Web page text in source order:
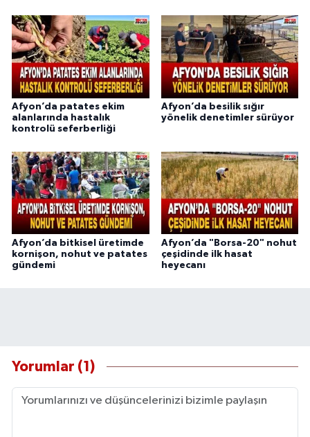
Afyon’da patates ekim
alanlarında hastalık
kontrolü seferberliği
Afyon’da besilik sığır
yönelik denetimler sürüyor
Afyon’da bitkisel üretimde
kornişon, nohut ve patates
gündemi
Afyon’da "Borsa-20" nohut
çeşidinde ilk hasat
heyecanı
Yorumlar (1)